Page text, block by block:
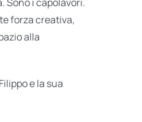
forza creativa,
alla
e la sua